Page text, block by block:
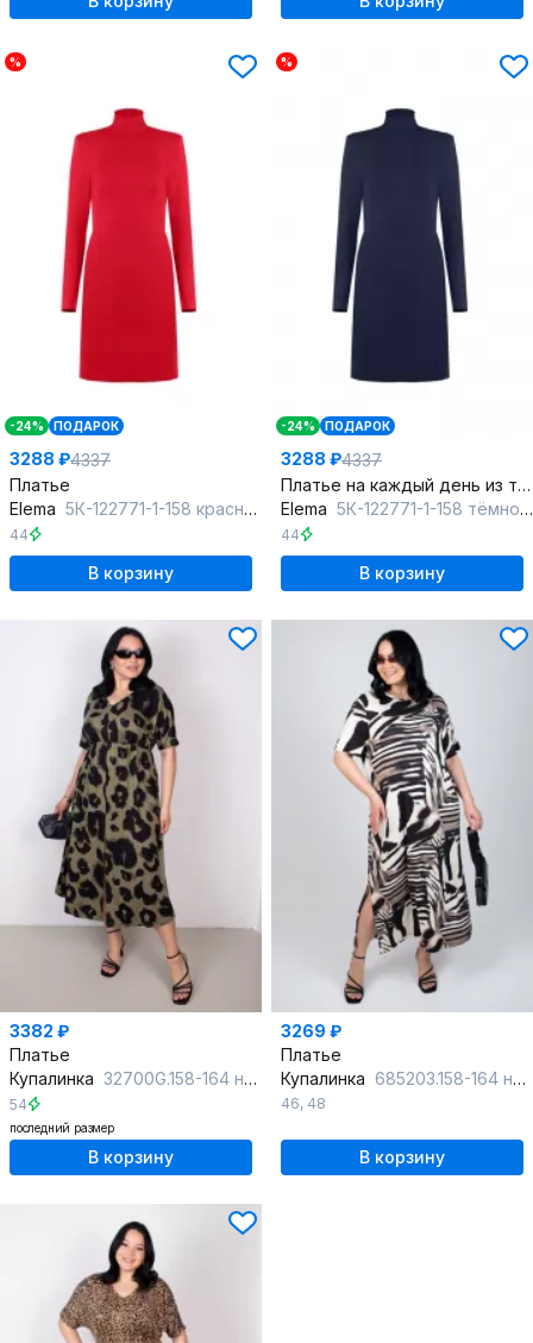
%
-24% ПОДАРОК
3288 ₽4337
Платье
Elema 5К-122771-1-158 красный
44
В корзину
%
-24% ПОДАРОК
3288 ₽4337
Платье на каждый день из текстиля с коротким рукавом
Elema 5К-122771-1-158 тёмно-синий
44
В корзину
3382 ₽
Платье
Купалинка 32700G.158-164 набивка
54
последний размер
В корзину
3269 ₽
Платье
Купалинка 685203.158-164 набивка
46, 48
В корзину